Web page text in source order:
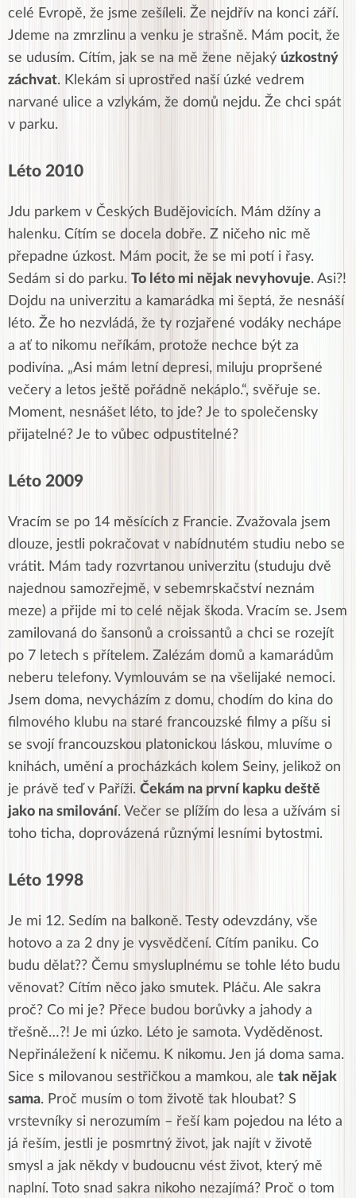
celé Evropě, že jsme zešíleli. Že nejdřív na konci září.
Jdeme na zmrzlinu a venku je strašně. Mám pocit, že
se udusím. Cítím, jak se na mě žene nějaký úzkostný
záchvat. Klekám si uprostřed naší úzké vedrem
narvané ulice a vzlykám, že domů nejdu. Že chci spát
v parku.
Léto 2010
Jdu parkem v Českých Budějovicích. Mám džíny a
halenku. Cítím se docela dobře. Z ničeho nic mě
přepadne úzkost. Mám pocit, že se mi potí i řasy.
Sedám si do parku. To léto mi nějak nevyhovuje. Asi?!
Dojdu na univerzitu a kamarádka mi šeptá, že nesnáší
léto. Že ho nezvládá, že ty rozjařené vodáky nechápe
a ať to nikomu neříkám, protože nechce být za
podivína. „Asi mám letní depresi, miluju propršené
večery a letos ještě pořádně nekáplo.“, svěřuje se.
Moment, nesnášet léto, to jde? Je to společensky
přijatelné? Je to vůbec odpustitelné?
Léto 2009
Vracím se po 14 měsících z Francie. Zvažovala jsem
dlouze, jestli pokračovat v nabídnutém studiu nebo se
vrátit. Mám tady rozvrtanou univerzitu (studuju dvě
najednou samozřejmě, v sebemrskačství neznám
meze) a přijde mi to celé nějak škoda. Vracím se. Jsem
zamilovaná do šansonů a croissantů a chci se rozejít
po 7 letech s přítelem. Zalézám domů a kamarádům
neberu telefony. Vymlouvám se na všelijaké nemoci.
Jsem doma, nevycházím z domu, chodím do kina do
filmového klubu na staré francouzské filmy a píšu si
se svojí francouzskou platonickou láskou, mluvíme o
knihách, umění a procházkách kolem Seiny, jelikož on
je právě teď v Paříži. Čekám na první kapku deště
jako na smilování. Večer se plížím do lesa a užívám si
toho ticha, doprovázená různými lesními bytostmi.
Léto 1998
Je mi 12. Sedím na balkoně. Testy odevzdány, vše
hotovo a za 2 dny je vysvědčení. Cítím paniku. Co
budu dělat?? Čemu smysluplnému se tohle léto budu
věnovat? Cítím něco jako smutek. Pláču. Ale sakra
proč? Co mi je? Přece budou borůvky a jahody a
třešně…?! Je mi úzko. Léto je samota. Vyděděnost.
Nepřináležení k ničemu. K nikomu. Jen já doma sama.
Sice s milovanou sestřičkou a mamkou, ale tak nějak
sama. Proč musím o tom životě tak hloubat? S
vrstevníky si nerozumím – řeší kam pojedou na léto a
já řeším, jestli je posmrtný život, jak najít v životě
smysl a jak někdy v budoucnu vést život, který mě
naplní. Toto snad sakra nikoho nezajímá? Proč o tom